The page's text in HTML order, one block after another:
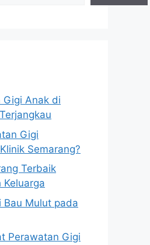
Gigi Anak di
Gigi
Semarang?
Terbaik
Bau Mulut pada
Perawatan Gigi